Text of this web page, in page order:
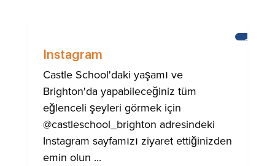
Instagram
Castle School'daki yaşamı ve
Brighton'da yapabileceğiniz tüm
eğlenceli şeyleri görmek için
@castleschool_brighton adresindeki
Instagram sayfamızı ziyaret ettiğinizden
emin olun ...